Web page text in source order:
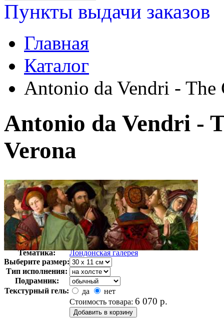
Пункты выдачи заказов
Главная
Каталог
Antonio da Vendri -
Antonio da Vendri -
Verona
Автор:
Неизвестно
Арт-стиль
Английская живопись
Тематика:
Лондонская галерея
Выберите размер:
Тип исполнения:
Подрамник:
Текстурный гель:
да
нет
Стоимость товара: 6 070 р.